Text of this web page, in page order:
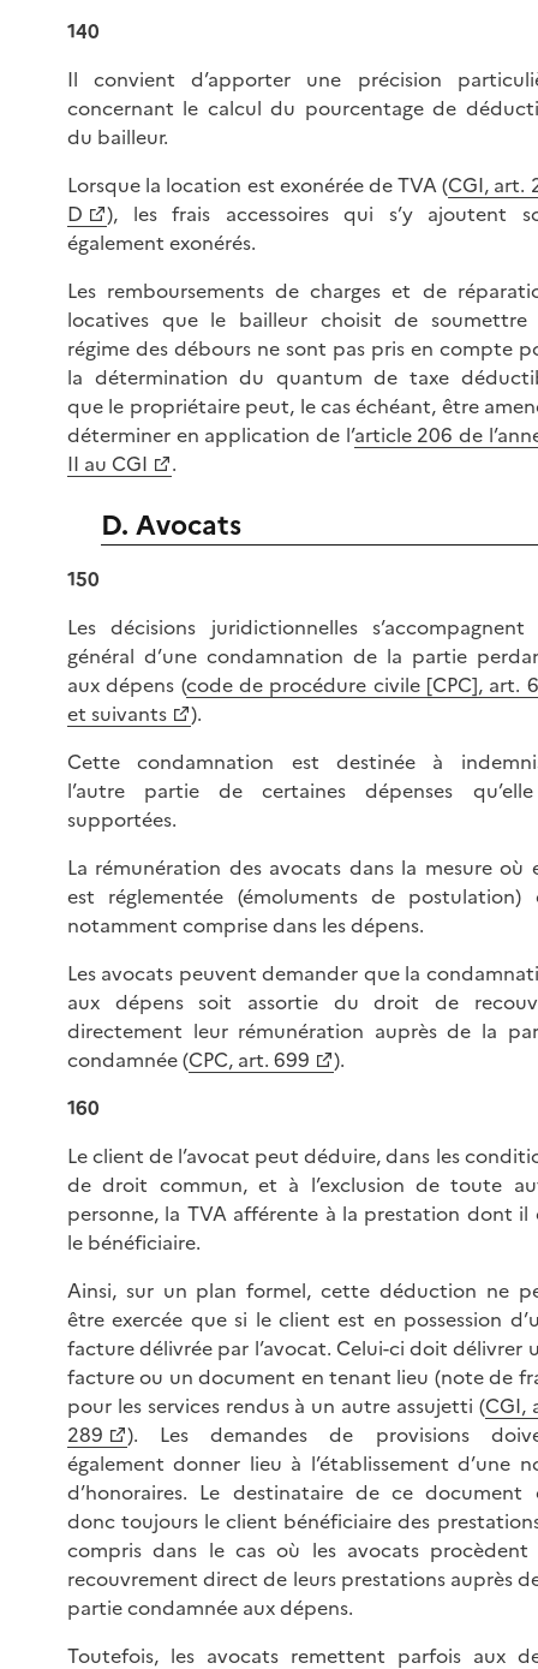
140
Il convient d’apporter une précision
concernant le calcul du pourcentage de
du bailleur.
Lorsque la location est exonérée de TVA (CGI, art.
D
), les frais accessoires qui s’y ajoutent
également exonérés.
Les remboursements de charges et de
locatives que le bailleur choisit de soumettre
régime des débours ne sont pas pris en compte
la détermination du quantum de taxe
que le propriétaire peut, le cas échéant, être
déterminer en application de l’article 206 de
II au CGI
.
D. Avocats
150
Les décisions juridictionnelles s’accompagnent
général d’une condamnation de la partie
aux dépens (code de procédure civile [CPC], art.
et suivants
).
Cette condamnation est destinée à
l’autre partie de certaines dépenses
supportées.
La rémunération des avocats dans la mesure où
est réglementée (émoluments de postulation)
notamment comprise dans les dépens.
Les avocats peuvent demander que la
aux dépens soit assortie du droit de
directement leur rémunération auprès de la
condamnée (CPC, art. 699
).
160
Le client de l’avocat peut déduire, dans les
de droit commun, et à l’exclusion de toute
personne, la TVA afférente à la prestation dont il
le bénéficiaire.
Ainsi, sur un plan formel, cette déduction ne
être exercée que si le client est en possession
facture délivrée par l’avocat. Celui-ci doit délivrer
facture ou un document en tenant lieu (note de
pour les services rendus à un autre assujetti (CGI,
289
). Les demandes de provisions
également donner lieu à l’établissement d’une
d’honoraires. Le destinataire de ce document
donc toujours le client bénéficiaire des
compris dans le cas où les avocats procèdent
recouvrement direct de leurs prestations auprès
partie condamnée aux dépens.
Toutefois, les avocats remettent parfois aux